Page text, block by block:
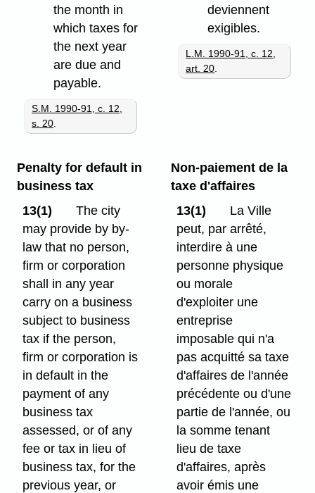
the month in
which taxes for
the next year
are due and
payable.
S.M. 1990-91, c. 12,
s. 20
deviennent
exigibles.
L.M. 1990-91, c. 12,
art. 20
Penalty for default in
business tax
13(1)
The city
may provide by by-
law that no person,
firm or corporation
shall in any year
carry on a business
subject to business
tax if the person,
firm or corporation is
in default in the
payment of any
business tax
assessed, or of any
fee or tax in lieu of
business tax, for the
previous year, or
Non-paiement de la
taxe d'affaires
13(1)
La Ville
peut, par arrêté,
interdire à une
personne physique
ou morale
d'exploiter une
entreprise
imposable qui n'a
pas acquitté sa taxe
d'affaires de l'année
précédente ou d'une
partie de l'année, ou
la somme tenant
lieu de taxe
d'affaires, après
avoir émis une